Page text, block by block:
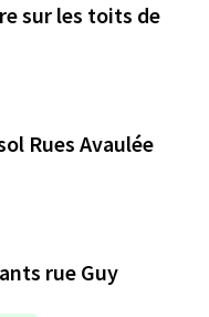
sur les toits de
Rues Avaulée
rue Guy